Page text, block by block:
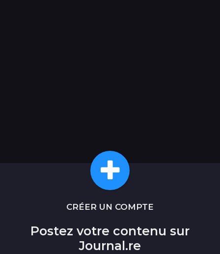
CRÉER UN COMPTE
Postez votre contenu sur
Journal.re